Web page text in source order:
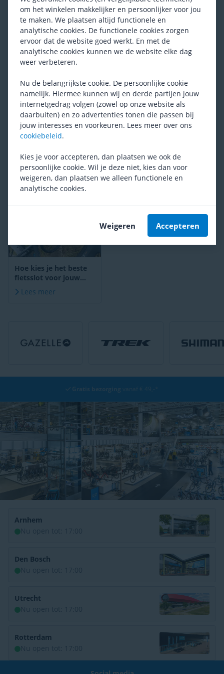
(1)
8,50
BasilMIK HD Borgpen
Ben je tevreden met het assortiment?
Ontdek meer op onze blog
Hoe kies je het beste
fietsslot voor jouw
fiets? [Koopgids]
Lees meer
Arnhem
Den Bosch
Utrecht
Rotterdam
om het winkelen makkelijker en persoonlijker voor jou
te maken. We plaatsen altijd functionele en
analytische cookies. De functionele cookies zorgen
ervoor dat de website goed werkt. En met de
analytische cookies kunnen we de website elke dag
weer verbeteren.
Nu de belangrijkste cookie. De persoonlijke cookie
namelijk. Hiermee kunnen wij en derde partijen jouw
internetgedrag volgen (zowel op onze website als
daarbuiten) en zo advertenties tonen die passen bij
jouw interesses en voorkeuren. Lees meer over ons
cookiebeleid.
Kies je voor accepteren, dan plaatsen we ook de
persoonlijke cookie. Wil je deze niet, kies dan voor
weigeren, dan plaatsen we alleen functionele en
analytische cookies.
Weigeren Accepteren